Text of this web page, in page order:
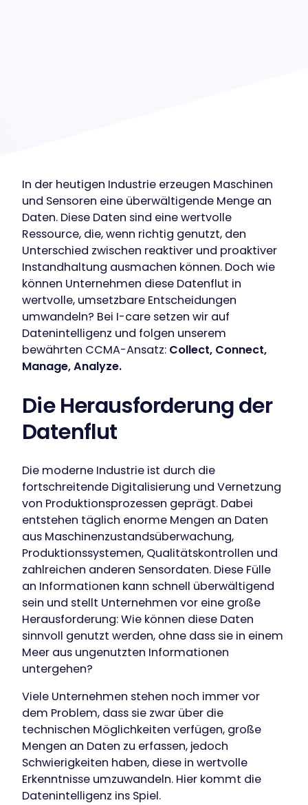
In der heutigen Industrie erzeugen Maschinen
und Sensoren eine überwältigende Menge an
Daten. Diese Daten sind eine wertvolle
Ressource, die, wenn richtig genutzt, den
Unterschied zwischen reaktiver und proaktiver
Instandhaltung ausmachen können. Doch wie
können Unternehmen diese Datenflut in
wertvolle, umsetzbare Entscheidungen
umwandeln? Bei I-care setzen wir auf
Datenintelligenz und folgen unserem
bewährten CCMA-Ansatz: Collect, Connect,
Manage, Analyze.
Die Herausforderung der
Datenflut
Die moderne Industrie ist durch die
fortschreitende Digitalisierung und Vernetzung
von Produktionsprozessen geprägt. Dabei
entstehen täglich enorme Mengen an Daten
aus Maschinenzustandsüberwachung,
Produktionssystemen, Qualitätskontrollen und
zahlreichen anderen Sensordaten. Diese Fülle
an Informationen kann schnell überwältigend
sein und stellt Unternehmen vor eine große
Herausforderung: Wie können diese Daten
sinnvoll genutzt werden, ohne dass sie in einem
Meer aus ungenutzten Informationen
untergehen?
Viele Unternehmen stehen noch immer vor
dem Problem, dass sie zwar über die
technischen Möglichkeiten verfügen, große
Mengen an Daten zu erfassen, jedoch
Schwierigkeiten haben, diese in wertvolle
Erkenntnisse umzuwandeln. Hier kommt die
Datenintelligenz ins Spiel.